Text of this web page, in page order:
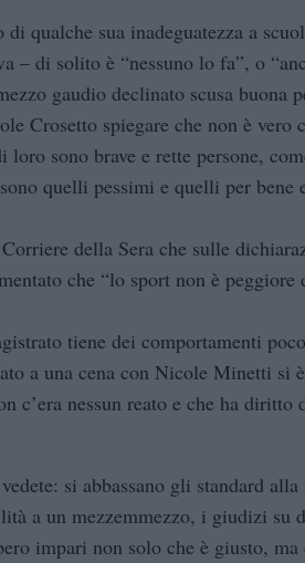
qualche sua inadeguatezza a
– di solito è “nessuno lo fa”, o
gaudio declinato scusa buona
Crosetto spiegare che non è vero
sono brave e rette persone,
quelli pessimi e quelli per bene
della Sera che sulle
che “lo sport non è peggiore
tiene dei comportamenti
a una cena con Nicole Minetti si
c’era nessun reato e che ha diritto
si abbassano gli standard
a un mezzemmezzo, i giudizi su
impari non solo che è giusto, ma